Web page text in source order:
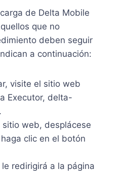
de Delta Mobile
que no
deben seguir
a continuación:
visite el sitio web
Executor, delta-
sitio web, desplácese
clic en el botón
redirigirá a la página